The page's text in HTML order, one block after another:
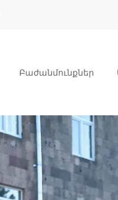
Բաժանմունքներ